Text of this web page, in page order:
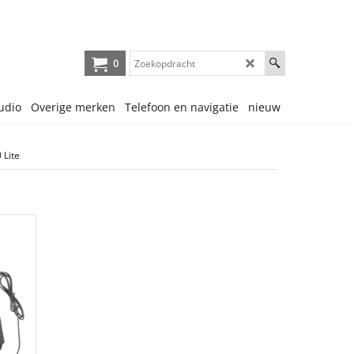
0
Overige merken Telefoon en navigatie nieuw
Lite